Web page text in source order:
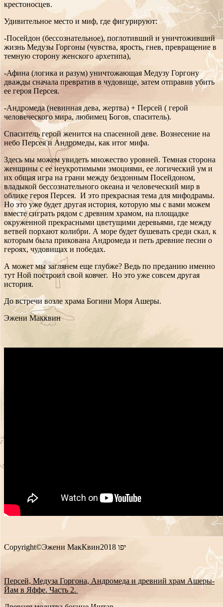
крестоносцев.
Удивительное место и миф, где фигурируют:
-Посейдон (бессознательное), поглотивший и уничтоживший
жизнь Медузы Горгоны (чувства, ярость, гнев, превращение в
темную сторону женского архетипа),
-Афина (логика и разум) уничтожающая Медузу Горгону
дважды сначала превратив в чудовище, затем отправив убить
ее героя Персея.
-Андромеда (невинная дева, жертва) + Персей ( герой
человеческого мира, любимец Богов, спаситель).
Спаситель герой женится на спасенной деве. Вознесение на
небо Персея и Андромеды, как итог мифа.
Здесь мы можем увидеть множество уровней. Темная сторона
женщины с ее неукротимыми эмоциями, ее логический ум и
их общая игра на грани между бездонным Посейдоном,
владыкой бессознательного океана и человеческий мир в
облике героя Персея. И это прекрасная тема для мифодрамы.
Но это уже будет другая история, которую мы с вами можем
вместе сиграть рядом с древним храмом, на площадке
окруженной прекрасными цветущими деревьями, где между
ветвей порхают колибри. А море будет бушевать среди скал, к
которым была прикована Андромеда и петь древние песни о
героях, чудовищах и победах.
А может мы заглянем еще глубже? Ведь по преданию именно
тут Ной построил свой ковчег. Но это уже совсем другая
история.
До встречи возле храма Богини Моря Ашеры.
Эжени Макквин
Copyright©Эжени МакКвин2018 יפו
Персей, Медуза Горгона, Андромеда и древний храм Ашеры-
Йам в Яффе. Часть 2.